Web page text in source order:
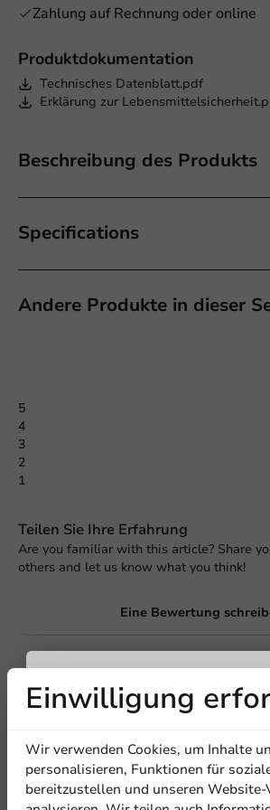
Produktdokumentation
Technisches Datenblatt.pdf
Erklärung zur
Beschreibung des Produkts
Specifications
Andere Produkte in dieser
Zahlung auf Rechnung oder online
5
4
3
2
1
Teilen Sie Ihre Erfahrung
Are you familiar with this article? Share
others and let us know what you think!
Eine Bewertung
Einwilligung
Wir verwenden Cookies, um Inhalte
personalisieren, Funktionen für
bereitzustellen und unseren Website-
Erhalten
5%